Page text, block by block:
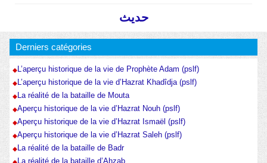
حدیث
Derniers catégories
L’aperçu historique de la vie de Prophète Adam (pslf)
L’aperçu historique de la vie d’Hazrat Khadîdja (pslf)
La réalité de la bataille de Mouta
Aperçu historique de la vie d’Hazrat Nouh (pslf)
Aperçu historique de la vie d’Hazrat Ismaël (pslf)
Aperçu historique de la vie d’Hazrat Saleh (pslf)
La réalité de la bataille de Badr
La réalité de la bataille d’Ahzab